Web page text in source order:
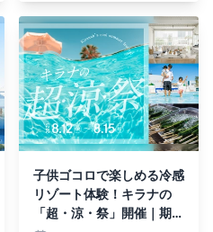
ーデン豊洲】
子供ゴコロで楽しめる冷感
リゾート体験！キラナの
「超・涼・祭」開催｜期